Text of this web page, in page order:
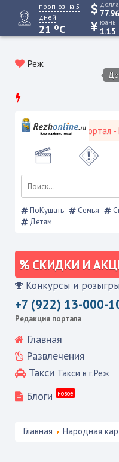
прогноз на 5
дней
21 oC
77.96
юань
1.15
Реж
городской портал -
ПоКушать Семья
Детям
СКИДКИ И
Конкурсы и
+7 (922) 13-000-
Редакция портала
Главная
Развлечения
Такси Такси в г.Реж
Блоги
новое
Главная Народная